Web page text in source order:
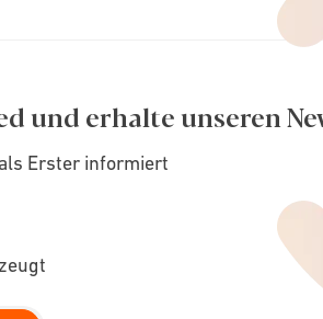
und erhalte unseren
Erster informiert